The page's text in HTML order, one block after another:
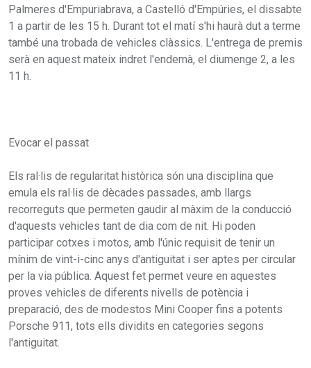
Palmeres d'Empuriabrava, a Castelló d'Empúries, el dissabte
1 a partir de les 15 h. Durant tot el matí s'hi haurà dut a terme
també una trobada de vehicles clàssics. L'entrega de premis
serà en aquest mateix indret l'endemà, el diumenge 2, a les
11 h.
Evocar el passat
Els ral·lis de regularitat històrica són una disciplina que
emula els ral·lis de dècades passades, amb llargs
recorreguts que permeten gaudir al màxim de la conducció
d'aquests vehicles tant de dia com de nit. Hi poden
participar cotxes i motos, amb l'únic requisit de tenir un
mínim de vint-i-cinc anys d'antiguitat i ser aptes per circular
per la via pública. Aquest fet permet veure en aquestes
proves vehicles de diferents nivells de potència i
preparació, des de modestos Mini Cooper fins a potents
Porsche 911, tots ells dividits en categories segons
l'antiguitat.